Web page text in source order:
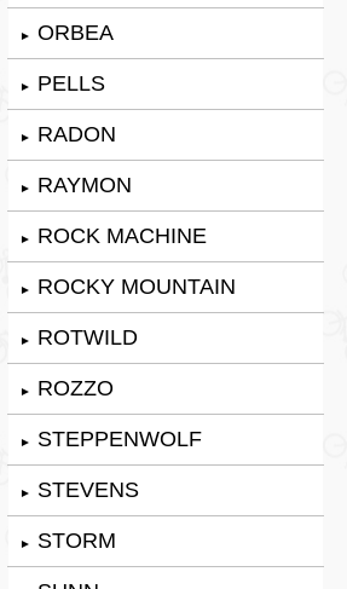
► ORBEA
► PELLS
► RADON
► RAYMON
► ROCK MACHINE
► ROCKY MOUNTAIN
► ROTWILD
► ROZZO
► STEPPENWOLF
► STEVENS
► STORM